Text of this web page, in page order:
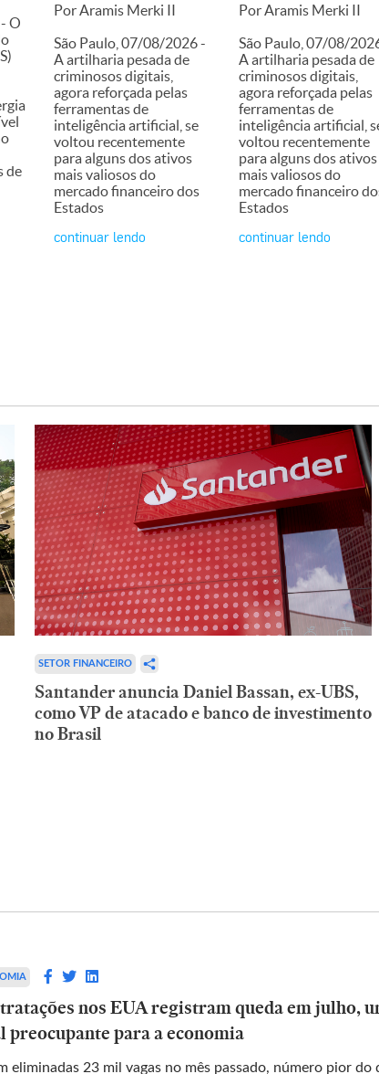
O
de
Por Aramis Merki II
São Paulo, 07/08/2026 -
A artilharia pesada de
criminosos digitais,
agora reforçada pelas
ferramentas de
inteligência artificial, se
voltou recentemente
para alguns dos ativos
mais valiosos do
mercado financeiro dos
Estados
continuar lendo
Por Aramis Merki II
São Paulo, 07/08/
A artilharia pesada de
criminosos digitais,
agora reforçada pelas
ferramentas de
inteligência artificial,
voltou recentemente
para alguns dos ativos
mais valiosos do
mercado financeiro
Estados
continuar lendo
SETOR FINANCEIRO
Santander anuncia Daniel Bassan, ex-UBS,
como VP de atacado e banco de investimento
no Brasil
nos EUA registram queda em julho,
preocupante para a economia
eliminadas 23 mil vagas no mês passado, número pior do
apoio de
meio da
Postagens omitem que plano de
reestruturação foi anunciado na